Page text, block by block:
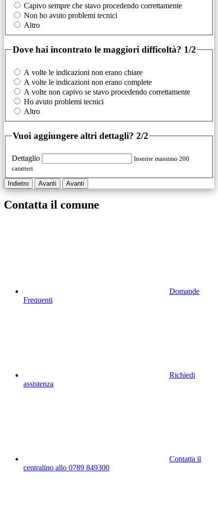
Capivo sempre che stavo procedendo correttamente
Non ho avuto problemi tecnici
Altro
Dove hai incontrato le maggiori difficoltà? 1/2
A volte le indicazioni non erano chiare
A volte le indicazioni non erano complete
A volte non capivo se stavo procedendo correttamente
Ho avuto problemi tecnici
Altro
Vuoi aggiungere altri dettagli? 2/2
Dettaglio
Inserire massimo 200
caratteri
Indietro Avanti Avanti
Contatta il comune
Domande
Frequenti
Richiedi
assistenza
Contatta il
centralino allo 0789 849300